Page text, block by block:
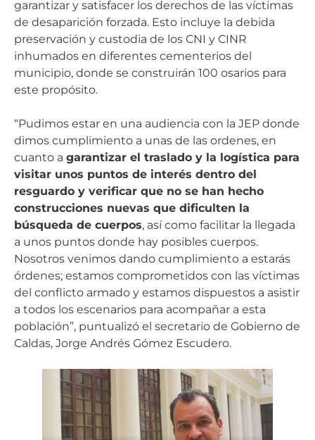
garantizar y satisfacer los derechos de las víctimas
de desaparición forzada. Esto incluye la debida
preservación y custodia de los CNI y CINR
inhumados en diferentes cementerios del
municipio, donde se construirán 100 osarios para
este propósito.
“Pudimos estar en una audiencia con la JEP donde
dimos cumplimiento a unas de las ordenes, en
cuanto a garantizar el traslado y la logística para
visitar unos puntos de interés dentro del
resguardo y verificar que no se han hecho
construcciones nuevas que dificulten la
búsqueda de cuerpos, así como facilitar la llegada
a unos puntos donde hay posibles cuerpos.
Nosotros venimos dando cumplimiento a estarás
órdenes; estamos comprometidos con las víctimas
del conflicto armado y estamos dispuestos a asistir
a todos los escenarios para acompañar a esta
población”, puntualizó el secretario de Gobierno de
Caldas, Jorge Andrés Gómez Escudero.